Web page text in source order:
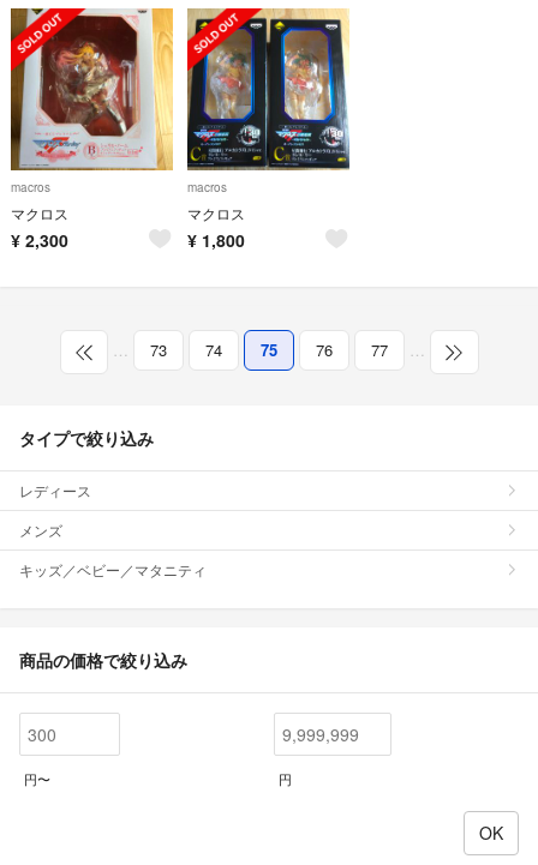
macros
マクロス
¥ 2,300
macros
マクロス
¥ 1,800
… 73 74 75 76 77 …
タイプで絞り込み
レディース
メンズ
キッズ／ベビー／マタニティ
商品の価格で絞り込み
円〜 円